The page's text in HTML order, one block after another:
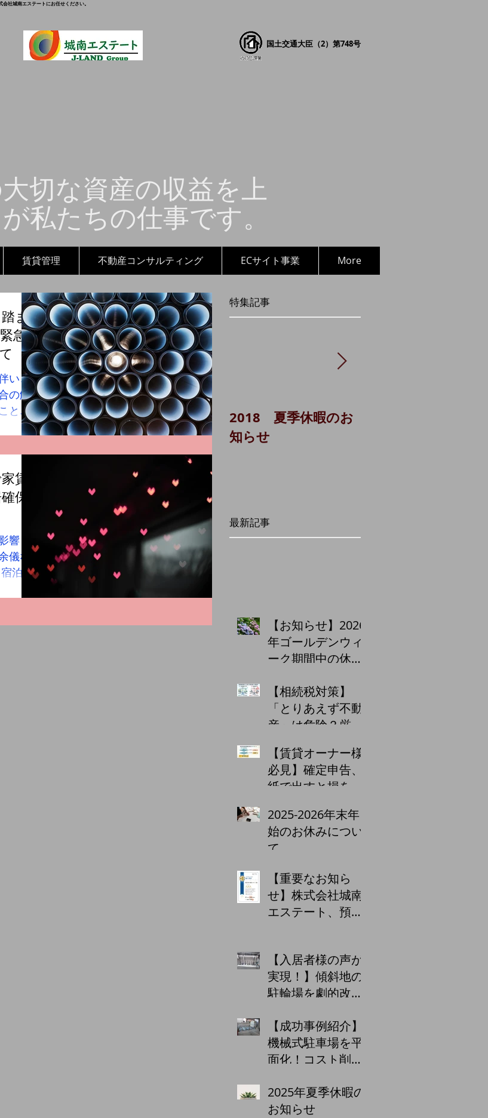
社城南エステートにお任せください。
切な資産の収益を上
私たちの仕事です。
国土交通大臣（2）第748号
賃貸管理 不動産コンサルティング ECサイト事業 More
ま
急
い、
の解
とが
生活
是非
会...
賃
保
響
な
泊旅
特集記事
2018 夏季休暇のお
知らせ
最新記事
【お知らせ】2026
年ゴールデンウィ
ーク期間中の休業
【相続税対策】
「とりあえず不動
産」は危険？厳格
口化商品・収益物
件購入の注意点
【賃貸オーナー様
必見】確定申告、
紙で出すと損をす
万円控除の落とし
穴
2025-2026年末年
始のお休みについ
て
【重要なお知ら
せ】株式会社城南
エステート、預か
了！お客様への
「あんしん」をこ
れからも
【入居者様の声が
実現！】傾斜地の
駐輪場を劇的改
駐輪ラックを設置
しました！
【成功事例紹介】
機械式駐車場を平
面化！コスト削減
賃料アップを実
現！
2025年夏季休暇の
お知らせ